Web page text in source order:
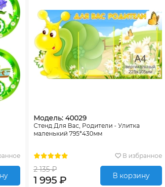
Модель: 40029
Стенд Для Вас, Родители - Улитка
маленький 795*430мм
В избранное
2 135 ₽
1 995 ₽ В корзину